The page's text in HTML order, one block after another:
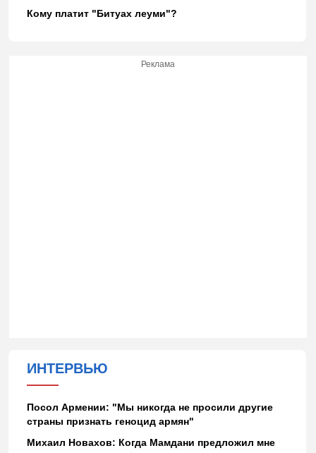
Кому платит "Битуах леуми"?
Реклама
ИНТЕРВЬЮ
Посол Армении: "Мы никогда не просили другие
страны признать геноцид армян"
Михаил Новахов: Когда Мамдани предложил мне